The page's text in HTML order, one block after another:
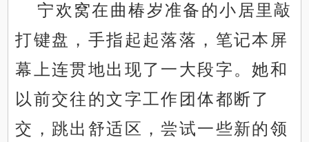
宁欢窝在曲椿岁准备的小居里敲
打键盘，手指起起落落，笔记本屏
幕上连贯地出现了一大段字。她和
以前交往的文字工作团体都断了
交，跳出舒适区，尝试一些新的领